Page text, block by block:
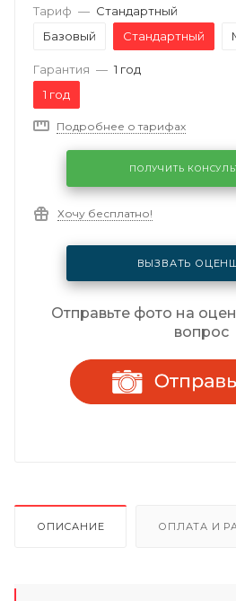
Тариф — Стандартный
Базовый
Стандартный
Гарантия — 1 год
1 год
Подробнее о тарифах
ПОЛУЧИТЬ
Хочу бесплатно!
ВЫЗВАТЬ
Отправьте фото на
вопрос
ОПИСАНИЕ ОПЛАТА И